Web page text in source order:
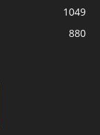
1049
880